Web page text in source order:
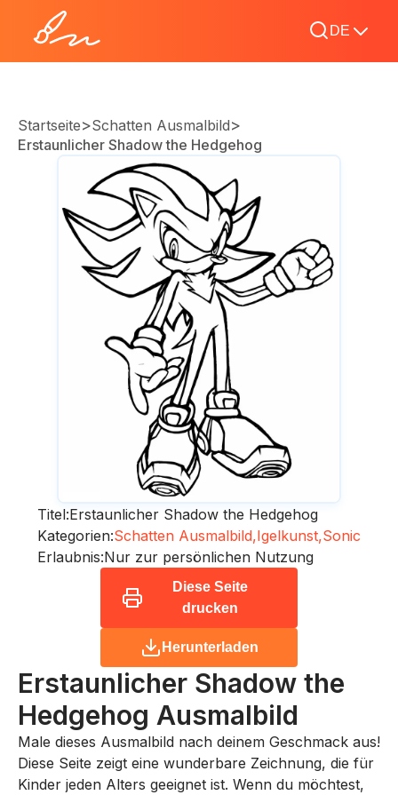
DE
Startseite>Schatten Ausmalbild>
Erstaunlicher Shadow the Hedgehog
Titel:Erstaunlicher Shadow the Hedgehog
Kategorien:Schatten Ausmalbild,Igelkunst,Sonic
Erlaubnis:Nur zur persönlichen Nutzung
Diese Seite
drucken
Herunterladen
Erstaunlicher Shadow the
Hedgehog Ausmalbild
Male dieses Ausmalbild nach deinem Geschmack aus!
Diese Seite zeigt eine wunderbare Zeichnung, die für
Kinder jeden Alters geeignet ist. Wenn du möchtest,